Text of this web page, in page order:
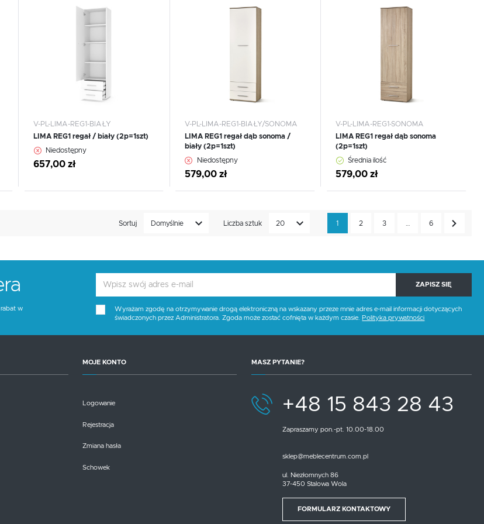
V-PL-LIMA-REG1-BIAŁY
LIMA REG1 regał / biały (2p=1szt)
Niedostępny
657,00 zł
WIĘCEJ
V-PL-LIMA-REG1-BIAŁY/SONOMA
LIMA REG1 regał dąb sonoma /
biały (2p=1szt)
Niedostępny
579,00 zł
WIĘCEJ
V-PL-LIMA-REG1-SONOMA
LIMA REG1 regał dąb sonoma
(2p=1szt)
Średnia ilość
579,00 zł
Sortuj Domyślnie Liczba sztuk 20 1 2 3 6
w
ZAPISZ SIĘ
Wyrażam zgodę na otrzymywanie drogą elektroniczną na wskazany przeze mnie adres e-mail informacji dotyczących
świadczonych przez Administratora. Zgoda może zostać cofnięta w każdym czasie. Polityka prywatności
MOJE KONTO
Logowanie
Rejestracja
Zmiana hasła
Schowek
MASZ PYTANIE?
+48 15 843 28 43
Zapraszamy pon.-pt. 10.00-18.00
sklep@meblecentrum.com.pl
ul. Niezłomnych 86
37-450 Stalowa Wola
FORMULARZ KONTAKTOWY
wiadomości, ofert, komunikatów mediów społecznościowych.